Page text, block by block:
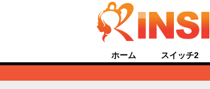
ホーム スイッチ2